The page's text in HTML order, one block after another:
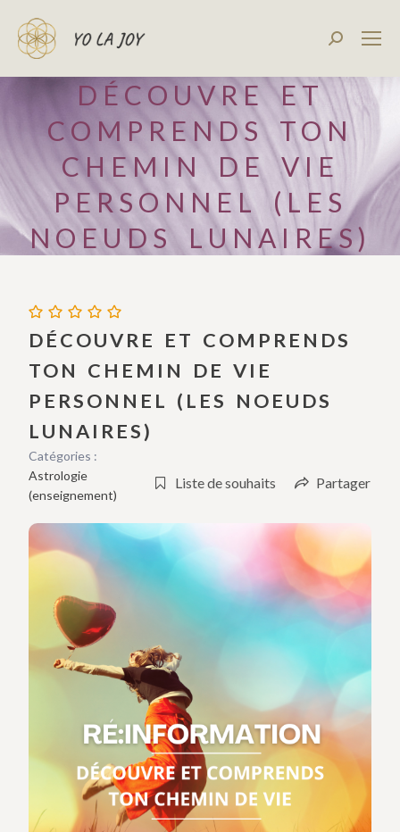
DÉCOUVRE ET
COMPRENDS TON
CHEMIN DE VIE
PERSONNEL (LES
NOEUDS LUNAIRES)
DÉCOUVRE ET COMPRENDS
TON CHEMIN DE VIE
PERSONNEL (LES NOEUDS
LUNAIRES)
Catégories :
Astrologie
(enseignement)
Liste de souhaits Partager